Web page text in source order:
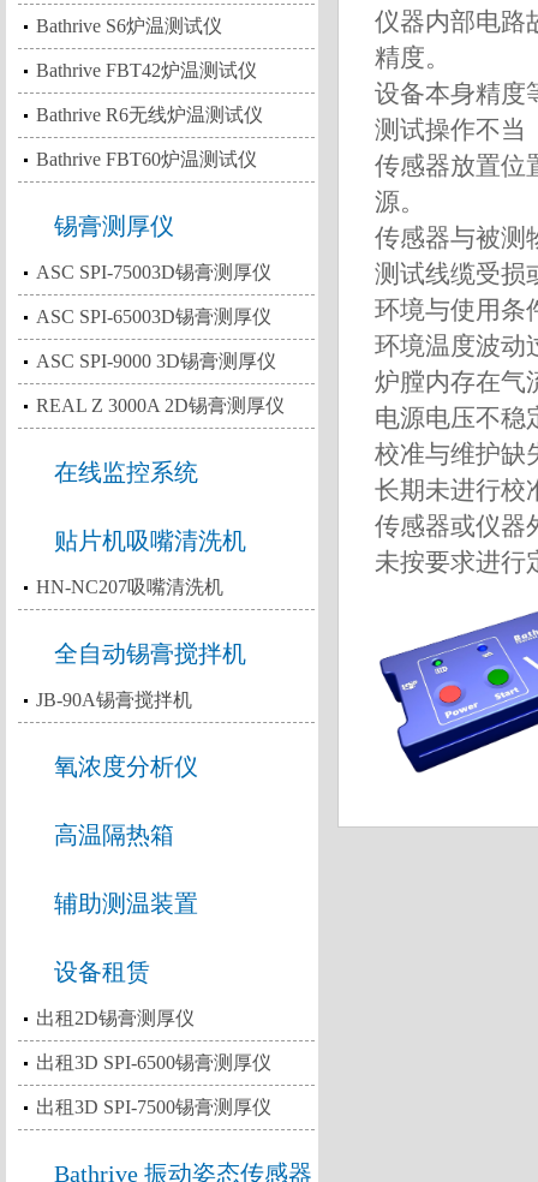
Bathrive S6炉温测试仪
Bathrive FBT42炉温测试仪
Bathrive R6无线炉温测试仪
Bathrive FBT60炉温测试仪
锡膏测厚仪
ASC SPI-75003D锡膏测厚仪
ASC SPI-65003D锡膏测厚仪
ASC SPI-9000 3D锡膏测厚仪
REAL Z 3000A 2D锡膏测厚仪
在线监控系统
贴片机吸嘴清洗机
HN-NC207吸嘴清洗机
全自动锡膏搅拌机
JB-90A锡膏搅拌机
氧浓度分析仪
高温隔热箱
辅助测温装置
设备租赁
出租2D锡膏测厚仪
出租3D SPI-6500锡膏测厚仪
出租3D SPI-7500锡膏测厚仪
Bathrive 振动姿态传感器
仪器内部电路
精度。
设备本身精度
测试操作不当
传感器放置位
源。
传感器与被测
测试线缆受损
环境与使用条
环境温度波动
炉膛内存在气
电源电压不稳
校准与维护缺
长期未进行校
传感器或仪器
未按要求进行